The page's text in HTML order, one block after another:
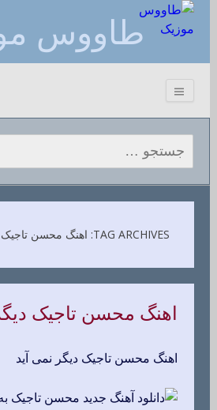
طاووس
جستجو برای:
TAG ARCHIVES: اهنگ محسن تاجیک دیگر نمی آید 128K
اهنگ محسن تاجیک
اهنگ محسن تاجیک دیگر نمی آید